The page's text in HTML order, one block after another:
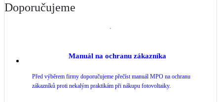
Doporučujeme
Manuál na ochranu zákazníka
Před výběrem firmy doporučujeme přečíst manuál MPO na ochranu
zákazníků proti nekalým praktikám při nákupu fotovoltaiky.